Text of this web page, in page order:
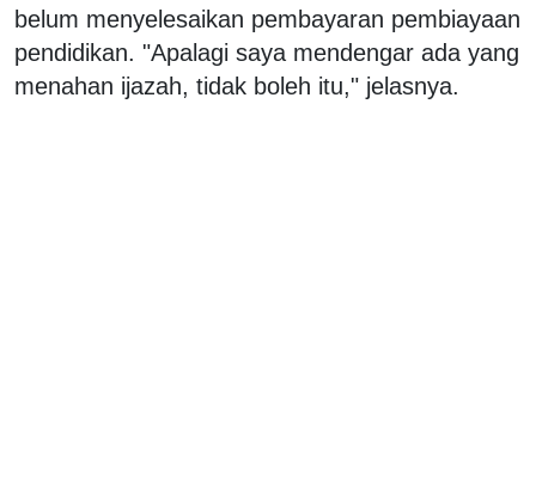
belum menyelesaikan pembayaran pembiayaan
pendidikan. "Apalagi saya mendengar ada yang
menahan ijazah, tidak boleh itu," jelasnya.